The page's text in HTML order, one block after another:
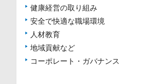
健康経営の取り組み
安全で快適な職場環境
人材教育
地域貢献など
コーポレート・ガバナンス